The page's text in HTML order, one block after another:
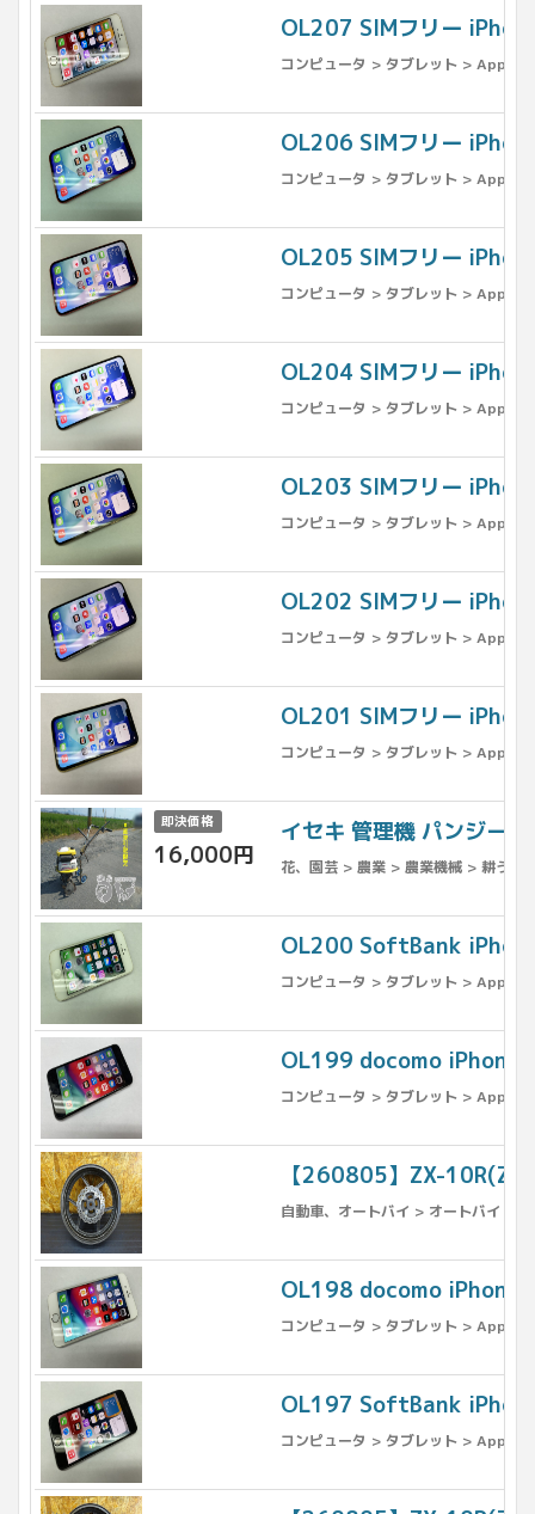
OL207 SIMフリー
コンピュータ > タブレット > Apple
OL206 SIMフリー
コンピュータ > タブレット > Apple
OL205 SIMフリー
コンピュータ > タブレット > Apple
OL204 SIMフリー
コンピュータ > タブレット > Apple
OL203 SIMフリー
コンピュータ > タブレット > Apple
OL202 SIMフリー
コンピュータ > タブレット > Apple
OL201 SIMフリー
コンピュータ > タブレット > Apple
即決価格
16,000円
イセキ 管理機 パンジー
花、園芸 > 農業 > 農業機械 > 耕うん
OL200 SoftBank
コンピュータ > タブレット > Apple
OL199 docomo iPhone6
コンピュータ > タブレット > Apple
【260805】ZX-
自動車、オートバイ > オートバイ >
OL198 docomo
コンピュータ > タブレット > Apple
OL197 SoftBank
コンピュータ > タブレット > Apple